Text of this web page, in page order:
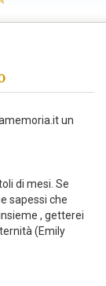
un
di mesi. Se
sapessi che
, getterei
(Emily